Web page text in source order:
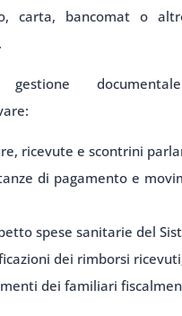
carta, bancomat o
ricevute e scontrini
di pagamento e
spese sanitarie del
dei rimborsi
dei familiari